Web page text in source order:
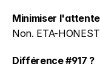
Minimiser
Non. ETA-
Différence #917 ?